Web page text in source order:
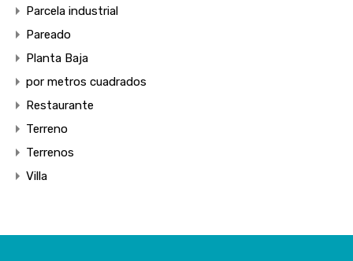
Parcela industrial
Pareado
Planta Baja
por metros cuadrados
Restaurante
Terreno
Terrenos
Villa